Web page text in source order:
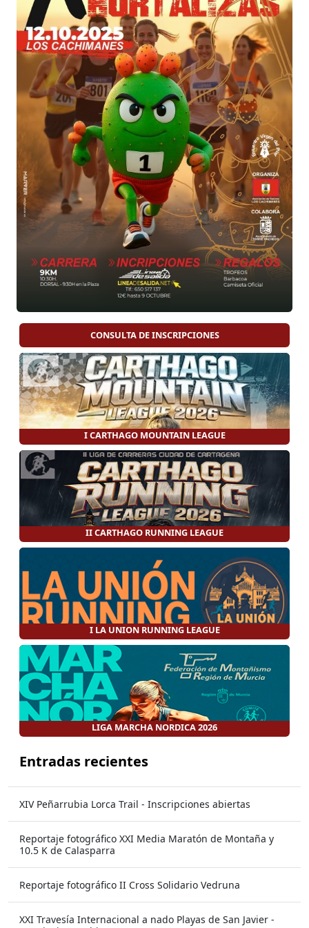
OS ESPERAMOS!
CONSULTA DE INSCRIPCIONES
I CARTHAGO MOUNTAIN LEAGUE
II CARTHAGO RUNNING LEAGUE
I LA UNION RUNNING LEAGUE
LIGA MARCHA NORDICA 2026
Entradas recientes
XIV Peñarrubia Lorca Trail - Inscripciones abiertas
Reportaje fotográfico XXI Media Maratón de Montaña y
10.5 K de Calasparra
Reportaje fotográfico II Cross Solidario Vedruna
XXI Travesía Internacional a nado Playas de San Javier -